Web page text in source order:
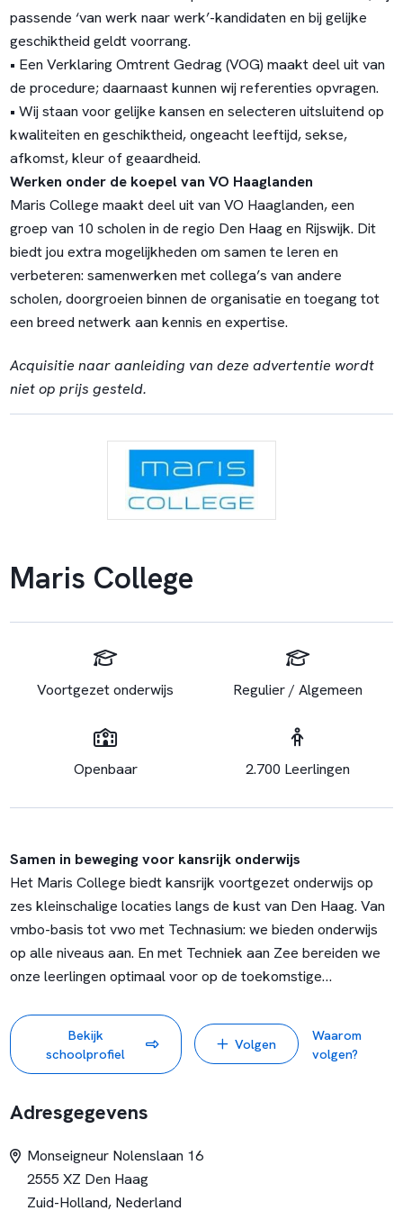
passende ‘van werk naar werk’-kandidaten en bij gelijke
geschiktheid geldt voorrang.
• Een Verklaring Omtrent Gedrag (VOG) maakt deel uit van
de procedure; daarnaast kunnen wij referenties opvragen.
• Wij staan voor gelijke kansen en selecteren uitsluitend op
kwaliteiten en geschiktheid, ongeacht leeftijd, sekse,
afkomst, kleur of geaardheid.
Werken onder de koepel van VO Haaglanden
Maris College maakt deel uit van VO Haaglanden, een
groep van 10 scholen in de regio Den Haag en Rijswijk. Dit
biedt jou extra mogelijkheden om samen te leren en
verbeteren: samenwerken met collega’s van andere
scholen, doorgroeien binnen de organisatie en toegang tot
een breed netwerk aan kennis en expertise.
Acquisitie naar aanleiding van deze advertentie wordt
niet op prijs gesteld.
Maris College
Voortgezet onderwijs Regulier / Algemeen
Openbaar 2.700 Leerlingen
Samen in beweging voor kansrijk onderwijs
Het Maris College biedt kansrijk voortgezet onderwijs op
zes kleinschalige locaties langs de kust van Den Haag. Van
vmbo-basis tot vwo met Technasium: we bieden onderwijs
op alle niveaus aan. En met Techniek aan Zee bereiden we
onze leerlingen optimaal voor op de toekomstige
Wij vinden het belangrijk dat iedereen op het Maris College
ruimschoots kansen krijgt om eigen talenten te ontwikkelen.
jou als docent!
‘Wij verbinden ons aan jouw toekomst’
Deze belofte aan onze leerlingen, opgenomen in het
Bekijk
schoolprofiel
Volgen
Waarom
volgen?
Adresgegevens
Monseigneur Nolenslaan 16
2555 XZ Den Haag
Zuid-Holland, Nederland